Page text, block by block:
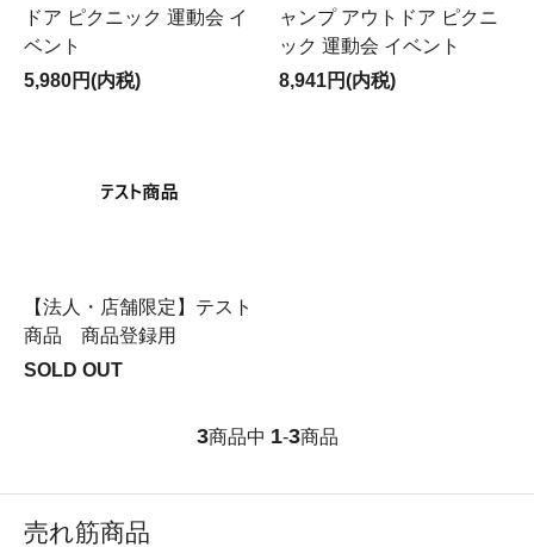
ドア ピクニック 運動会 イ
ベント
5,980円(内税)
ャンプ アウトドア ピクニ
ック 運動会 イベント
8,941円(内税)
【法人・店舗限定】テスト
商品 商品登録用
SOLD OUT
3商品中 1-3商品
売れ筋商品